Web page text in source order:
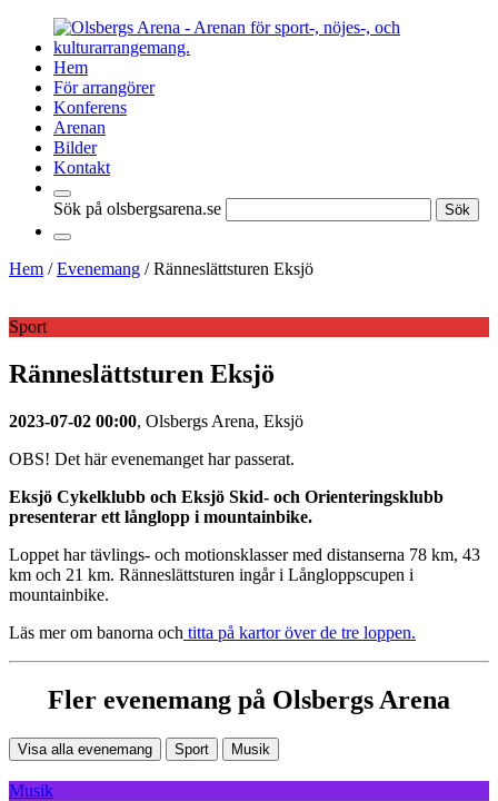
Hem
För arrangörer
Konferens
Arenan
Bilder
Kontakt
Sök på olsbergsarena.se
Hem /Evenemang /Ränneslättsturen Eksjö
Sport
Ränneslättsturen Eksjö
2023-07-02 00:00, Olsbergs Arena, Eksjö
OBS! Det här evenemanget har passerat.
Eksjö Cykelklubb och Eksjö Skid- och Orienteringsklubb
presenterar ett långlopp i mountainbike.
Loppet har tävlings- och motionsklasser med distanserna 78 km, 43
km och 21 km. Ränneslättsturen ingår i Långloppscupen i
mountainbike.
Läs mer om banorna och titta på kartor över de tre loppen.
Fler evenemang på Olsbergs Arena
Visa alla evenemang Sport Musik
Musik